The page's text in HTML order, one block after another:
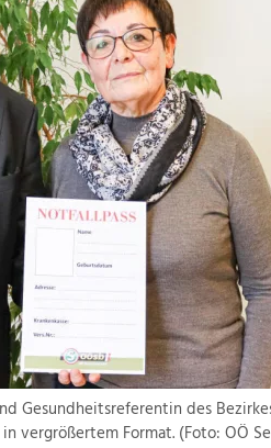
Gesundheitsreferentin des
vergrößertem Format. (Foto: OÖ